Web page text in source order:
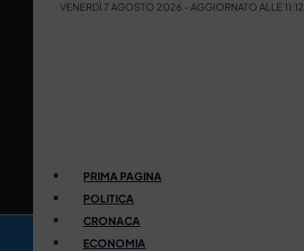
VENERDÌ 7 AGOSTO 2026 - AGGIORNATO ALLE 11:12
PRIMA PAGINA
POLITICA
CRONACA
ECONOMIA